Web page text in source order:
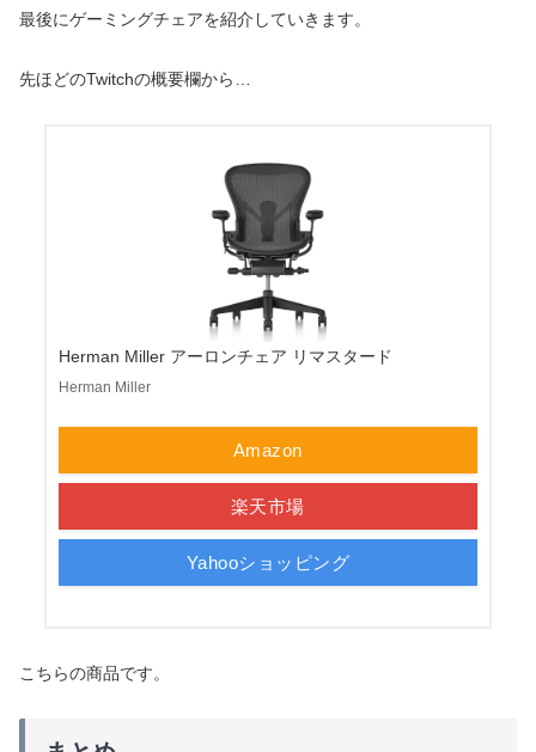
最後にゲーミングチェアを紹介していきます。
先ほどのTwitchの概要欄から…
Herman Miller アーロンチェア リマスタード
Herman Miller
Amazon
楽天市場
Yahooショッピング
こちらの商品です。